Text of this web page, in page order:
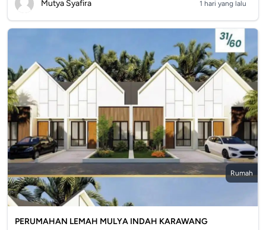
Mutya Syafira 1 hari yang lalu
Rumah
PERUMAHAN LEMAH MULYA INDAH KARAWANG